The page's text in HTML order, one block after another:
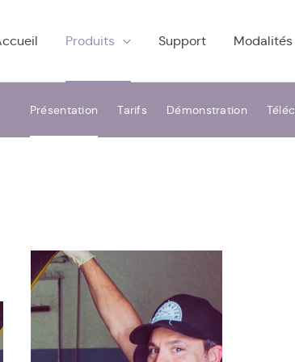
Produits Support Modalités
Présentation Tarifs Démonstration